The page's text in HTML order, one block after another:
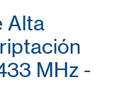
Alta
MHz -